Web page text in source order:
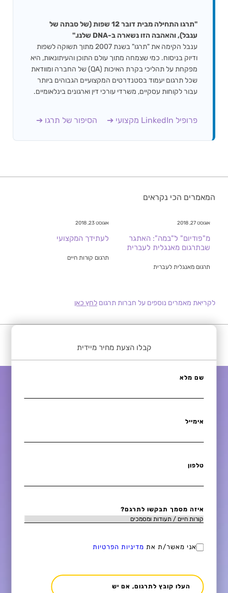
"תרגו התחילה מבית דובר 12 שפות (של סבתה של
ענבל), והאהבה הזו נשארה ב-DNA שלנו."
ענבל הקימה את "תרגו" בשנת 2007 מתוך תשוקה לשפות
ודיוק בניסוח. כמי שצמחה מתוך עולם התוכן והעיתונאות, היא
מפקחת על תהליכי בקרת האיכות (QA) של החברה ומוודאת
שכל תרגום יעמוד בסטנדרטים המקצועיים הגבוהים ביותר
עבור לקוחות עסקיים, משרדי עורכי דין וארגונים בינלאומיים.
פרופיל LinkedIn מקצועי ➔ הסיפור של תרגו ➔
הכי נקראים
מ"פודיום" ל"במה": האתגר
שבתרגום מאנגלית לעברית
תרגום מאנגלית לעברית
לעתידך המקצועי
תרגום קורות חיים
מאמרים נוספים על חברות תרגוםלחץ כאן
קבלו הצעת מחיר מיידית
שם מלא
אימייל
טלפון
איזה מסמך תבקשו לתרגם?
אני מאשר/ת את מדיניות הפרטיות
העלו קובץ לתרגום, אם יש